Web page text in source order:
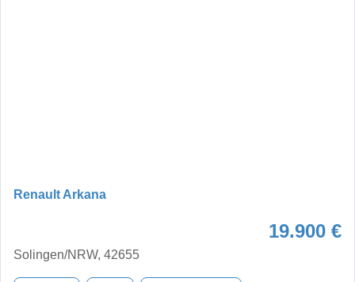
Renault Arkana
19.900 €
Solingen/NRW, 42655